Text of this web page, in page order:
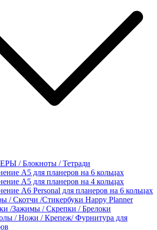
/ Блокноты / Тетради
А5 для планеров на 6 кольцах
А5 для планеров на 4 кольцах
А6 Personal для планеров на 6 кольцах
/ Скотчи /Стикербуки Happy Planner
/Зажимы / Скрепки / Брелоки
/ Ножи / Крепеж/ Фурнитура для